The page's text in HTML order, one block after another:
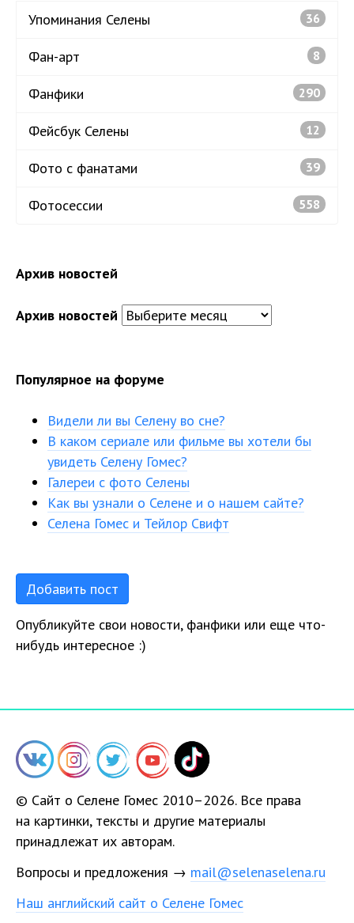
Упоминания Селены
36
Фан-арт 8
Фанфики 290
Фейсбук Селены 12
Фото с фанатами 39
Фотосессии 558
Архив новостей
Архив новостей
Популярное на форуме
Видели ли вы Селену во сне?
В каком сериале или фильме вы хотели бы
увидеть Селену Гомес?
Галереи с фото Селены
Как вы узнали о Селене и о нашем сайте?
Селена Гомес и Тейлор Свифт
Добавить пост
Опубликуйте свои новости, фанфики или еще что-
нибудь интересное :)
© Сайт о Селене Гомес 2010–2026. Все права
на картинки, тексты и другие материалы
принадлежат их авторам.
Вопросы и предложения → mail@selenaselena.ru
Наш английский сайт о Селене Гомес